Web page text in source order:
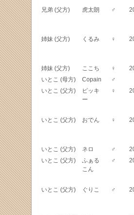
兄弟 (父方) 虎太朗 ♂
姉妹 (父方) くるみ ♀
姉妹 (父方) ここち ♀
いとこ (母方) Copain ♂
いとこ (父方)
ピッキ
ー
♀
いとこ (父方) おでん ♀
いとこ (父方) ネロ ♂
いとこ (父方)
ふぁる
こん
♂
いとこ (父方) ぐりこ ♂